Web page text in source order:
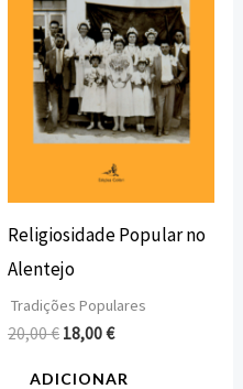
Religiosidade Popular no
Alentejo
Tradições Populares
20,00€ 18,00€
ADICIONAR